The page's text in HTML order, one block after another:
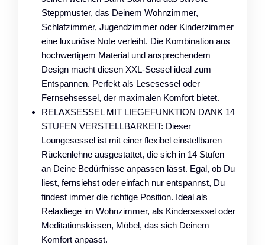
Steppmuster, das Deinem Wohnzimmer,
Schlafzimmer, Jugendzimmer oder Kinderzimmer
eine luxuriöse Note verleiht. Die Kombination aus
hochwertigem Material und ansprechendem
Design macht diesen XXL-Sessel ideal zum
Entspannen. Perfekt als Lesesessel oder
Fernsehsessel, der maximalen Komfort bietet.
RELAXSESSEL MIT LIEGEFUNKTION DANK 14
STUFEN VERSTELLBARKEIT: Dieser
Loungesessel ist mit einer flexibel einstellbaren
Rückenlehne ausgestattet, die sich in 14 Stufen
an Deine Bedürfnisse anpassen lässt. Egal, ob Du
liest, fernsiehst oder einfach nur entspannst, Du
findest immer die richtige Position. Ideal als
Relaxliege im Wohnzimmer, als Kindersessel oder
Meditationskissen, Möbel, das sich Deinem
Komfort anpasst.